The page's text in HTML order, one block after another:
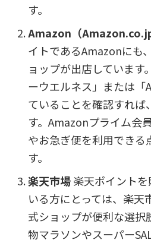
す。
Amazon（Amazon.co.jp
イトであるAmazonにも
ョップが出店しています
ーウエルネス」または
ていることを確認すれば
す。Amazonプライム会
やお急ぎ便を利用できる
す。
楽天市場楽天ポイント
いる方にとっては、楽天
式ショップが便利な選択
物マラソンやスーパー